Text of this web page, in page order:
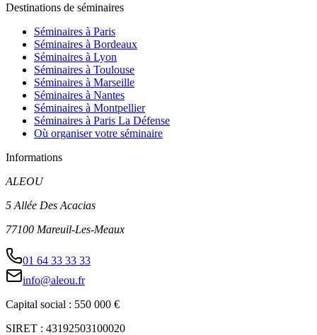
Destinations de séminaires
Séminaires à Paris
Séminaires à Bordeaux
Séminaires à Lyon
Séminaires à Toulouse
Séminaires à Marseille
Séminaires à Nantes
Séminaires à Montpellier
Séminaires à Paris La Défense
Où organiser votre séminaire
Informations
ALEOU
5 Allée Des Acacias
77100 Mareuil-Les-Meaux
01 64 33 33 33
info@aleou.fr
Capital social : 550 000 €
SIRET : 43192503100020